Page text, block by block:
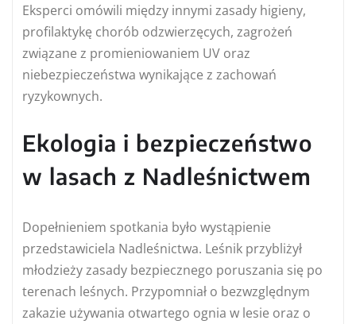
Eksperci omówili między innymi zasady higieny,
profilaktykę chorób odzwierzęcych, zagrożeń
związane z promieniowaniem UV oraz
niebezpieczeństwa wynikające z zachowań
ryzykownych.
Ekologia i bezpieczeństwo
w lasach z Nadleśnictwem
Dopełnieniem spotkania było wystąpienie
przedstawiciela Nadleśnictwa. Leśnik przybliżył
młodzieży zasady bezpiecznego poruszania się po
terenach leśnych. Przypomniał o bezwzględnym
zakazie używania otwartego ognia w lesie oraz o